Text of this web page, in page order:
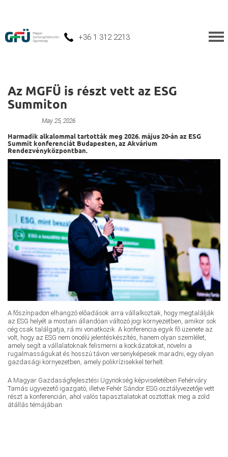
+36 1 312 2213
Az MGFÜ is részt vett az ESG
Summiton
May 25, 2026
Harmadik alkalommal tartották meg 2026. május 20-án az ESG
Summit konferenciát Budapesten, az Akvárium
Rendezvényközpontban.
A főszínpadon elhangzó előadások arra vállalkoztak, hogy megtalálják
az ESG helyét a mostani állandóan változó jogi környezetben, amikor sok
cég csak találgatja, rá mi vonatkozik. A konferencia egyik fő üzenete az
volt, hogy az ESG nem öncélú jelentéskészítés, hanem olyan szemlélet,
amely segít a vállalatoknak felismerni a kockázatokat, növelni a
rugalmasságukat és hosszú távon versenyképesek maradni, egy olyan
gazdasági környezetben, amely polikrízisekkel terhelt.
A Magyar Gazdaságfejlesztési Ügynökség képviseletében Fehérváry
Tamás ügyvezető igazgató, illetve Fehér Sándor ESG osztályvezetője vett
részt a konferencián, ahol valós tapasztalatokat osztottak meg a zöld
átállás témájában.